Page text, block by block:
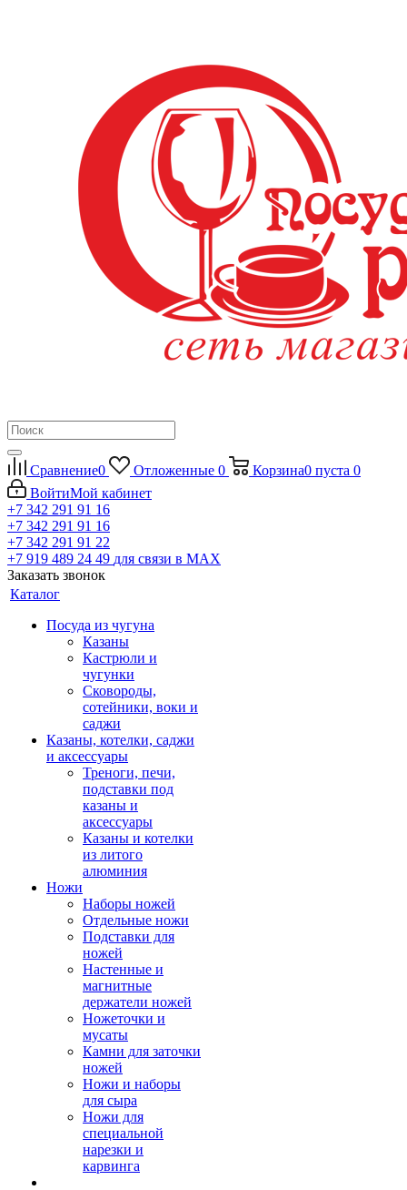
Сравнение0 Отложенные 0 Корзина0 пуста 0
ВойтиМой кабинет
+7 342 291 91 16
+7 342 291 91 16
+7 342 291 91 22
+7 919 489 24 49 для связи в МАХ
Заказать звонок
Каталог
Посуда из чугуна
Казаны
Кастрюли и
чугунки
Сковороды,
сотейники, воки и
саджи
Казаны, котелки, саджи
и аксессуары
Треноги, печи,
подставки под
казаны и
аксессуары
Казаны и котелки
из литого
алюминия
Ножи
Наборы ножей
Отдельные ножи
Подставки для
ножей
Настенные и
магнитные
держатели ножей
Ножеточки и
мусаты
Камни для заточки
ножей
Ножи и наборы
для сыра
Ножи для
специальной
нарезки и
карвинга